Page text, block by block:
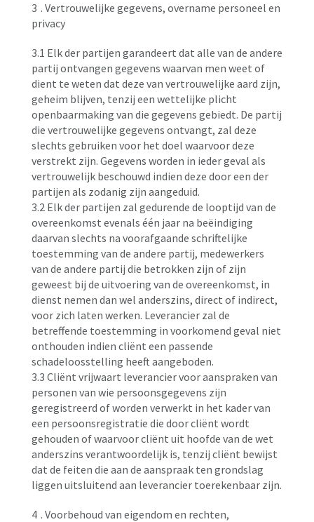
3 . Vertrouwelijke gegevens, overname personeel en
privacy
3.1 Elk der partijen garandeert dat alle van de andere
partij ontvangen gegevens waarvan men weet of
dient te weten dat deze van vertrouwelijke aard zijn,
geheim blijven, tenzij een wettelijke plicht
openbaarmaking van die gegevens gebiedt. De partij
die vertrouwelijke gegevens ontvangt, zal deze
slechts gebruiken voor het doel waarvoor deze
verstrekt zijn. Gegevens worden in ieder geval als
vertrouwelijk beschouwd indien deze door een der
partijen als zodanig zijn aangeduid.
3.2 Elk der partijen zal gedurende de looptijd van de
overeenkomst evenals één jaar na beëindiging
daarvan slechts na voorafgaande schriftelijke
toestemming van de andere partij, medewerkers
van de andere partij die betrokken zijn of zijn
geweest bij de uitvoering van de overeenkomst, in
dienst nemen dan wel anderszins, direct of indirect,
voor zich laten werken. Leverancier zal de
betreffende toestemming in voorkomend geval niet
onthouden indien cliënt een passende
schadeloosstelling heeft aangeboden.
3.3 Cliënt vrijwaart leverancier voor aanspraken van
personen van wie persoonsgegevens zijn
geregistreerd of worden verwerkt in het kader van
een persoonsregistratie die door cliënt wordt
gehouden of waarvoor cliënt uit hoofde van de wet
anderszins verantwoordelijk is, tenzij cliënt bewijst
dat de feiten die aan de aanspraak ten grondslag
liggen uitsluitend aan leverancier toerekenbaar zijn.
4 . Voorbehoud van eigendom en rechten,